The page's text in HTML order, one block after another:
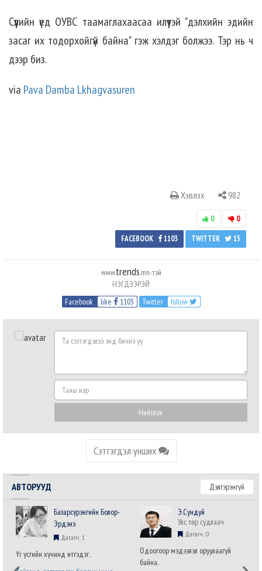
Сүүлийн үед ОУВС таамаглахаасаа илүүтэй "дэлхийн эдийн
засаг их тодорхойгүй байна" гэж хэлдэг болжээ. Тэр нь ч
дээр биз.
via Pava Damba Lkhagvasuren
Хэвлэх 982
0 0
FACEBOOK 1103 TWITTER 15
www.trends.mn-тэй
НЭГДЭЭРЭЙ
Facebook
like 1103 Twitter follow
Та
бичнэ
Таны
нэр
Нийтлэх
Сэтгэгдэл унших
АВТОРУУД Дэлгэрэнгүй
Базарсүрэнгийн Болор-
Эрдэнэ
Дагагч: 1
Үг үсгийн хүчинд итгэдэг.
Э.Сундуй
Улс төр судлаач
Дагагч: 0
Одоогоор мэдээлэл оруулаагүй
байна.